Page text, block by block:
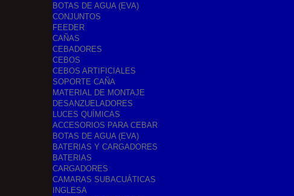
BOTAS DE AGUA (EVA)
CONJUNTOS
FEEDER
CAÑAS
CEBADORES
CEBOS
CEBOS ARTIFICIALES
SOPORTE CAÑA
MATERIAL DE MONTAJE
DESANZUELADORES
LUCES QUÍMICAS
ACCESORIOS PARA CEBAR
BOTAS DE AGUA (EVA)
BATERIAS Y CARGADORES
BATERIAS
CARGADORES
CAMARAS SUBACUÁTICAS
INGLESA